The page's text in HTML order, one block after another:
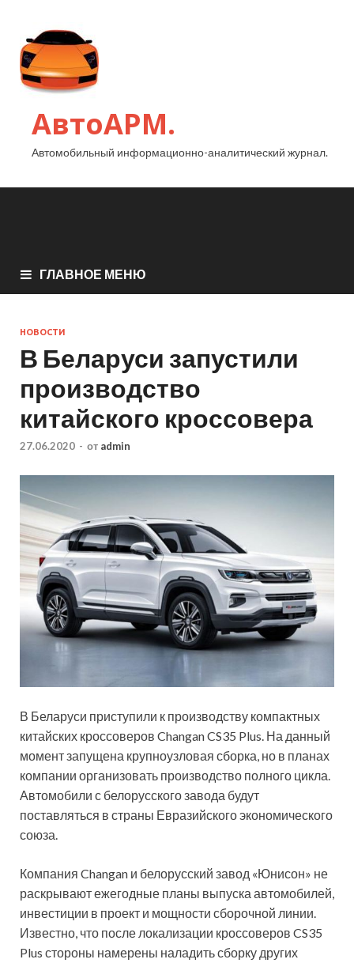
АвтоАРМ.
Автомобильный информационно-аналитический журнал.
ГЛАВНОЕ МЕНЮ
НОВОСТИ
В Беларуси запустили
производство
китайского кроссовера
27.06.2020 - от admin
В Беларуси приступили к производству компактных
китайских кроссоверов Changan CS35 Plus. На данный
момент запущена крупноузловая сборка, но в планах
компании организовать производство полного цикла.
Автомобили с белорусского завода будут
поставляться в страны Евразийскогоэкономического
союза.
Компания Changan и белорусский завод «Юнисон» не
раскрывают ежегодные планы выпуска автомобилей,
инвестиции в проект и мощности сборочной линии.
Известно, что после локализации кроссоверов CS35
Plus стороны намерены наладить сборку других